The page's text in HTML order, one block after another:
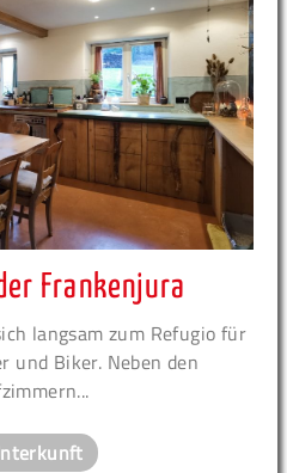
Frankenjura
langsam zum Refugio für
und Biker. Neben den